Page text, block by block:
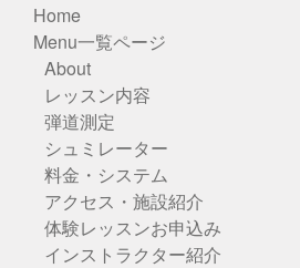
Home
Menu一覧ページ
About
レッスン内容
弾道測定
シュミレーター
料金・システム
アクセス・施設紹介
体験レッスンお申込み
インストラクター紹介